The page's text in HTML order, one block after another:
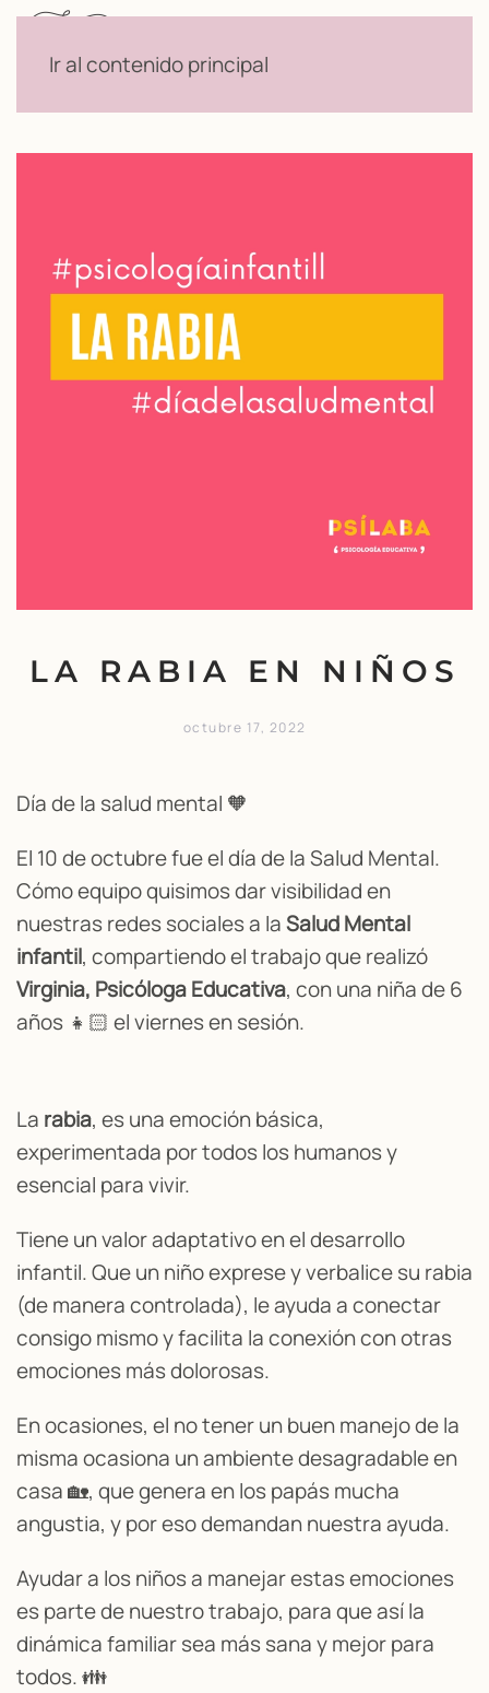
Ir al contenido principal
LA RABIA EN NIÑOS
octubre 17, 2022
Día de la salud mental 🧡
El 10 de octubre fue el día de la Salud Mental.
Cómo equipo quisimos dar visibilidad en
nuestras redes sociales a laSalud Mental
infantil, compartiendo el trabajo que realizó
Virginia, Psicóloga Educativa, con una niña de 6
años 👧🏻 el viernes en sesión.
La rabia, es una emoción básica,
experimentada por todos los humanos y
esencial para vivir.
Tiene un valor adaptativo en el desarrollo
infantil. Que un niño exprese y verbalice su rabia
(de manera controlada), le ayuda a conectar
consigo mismo y facilita la conexión con otras
emociones más dolorosas.
En ocasiones, el no tener un buen manejo de la
misma ocasiona un ambiente desagradable en
casa 🏡, que genera en los papás mucha
angustia, y por eso demandan nuestra ayuda.
Ayudar a los niños a manejar estas emociones
es parte de nuestro trabajo, para que así la
dinámica familiar sea más sana y mejor para
todos. 👪